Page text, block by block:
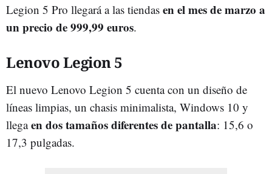
Legion 5 Pro llegará a las tiendas en el mes de marzo a
un precio de 999,99 euros.
Lenovo Legion 5
El nuevo Lenovo Legion 5 cuenta con un diseño de
líneas limpias, un chasis minimalista, Windows 10 y
llegaen dos tamaños diferentes de pantalla: 15,6 o
17,3 pulgadas.